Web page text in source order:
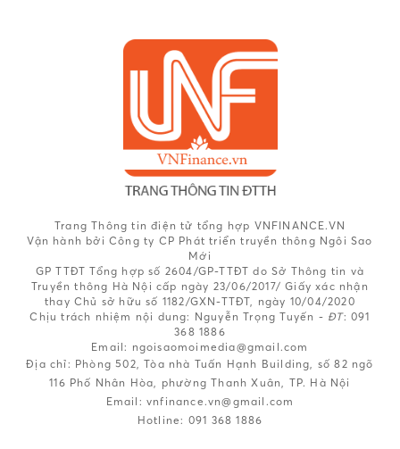
Trang Thông tin điện tử tổng hợp VNFINANCE.VN
Vận hành bởi Công ty CP Phát triển truyền thông Ngôi Sao
Mới
GP TTĐT Tổng hợp số 2604/GP-TTĐT do Sở Thông tin và
Truyền thông Hà Nội cấp ngày 23/06/2017/ Giấy xác nhận
thay Chủ sở hữu số 1182/GXN-TTĐT, ngày 10/04/2020
Chịu trách nhiệm nội dung: Nguyễn Trọng Tuyến - ĐT: 091
368 1886
Email: ngoisaomoimedia@gmail.com
Địa chỉ: Phòng 502, Tòa nhà Tuấn Hạnh Building, số 82 ngõ
116 Phố Nhân Hòa, phường Thanh Xuân, TP. Hà Nội
Email: vnfinance.vn@gmail.com
Hotline: 091 368 1886